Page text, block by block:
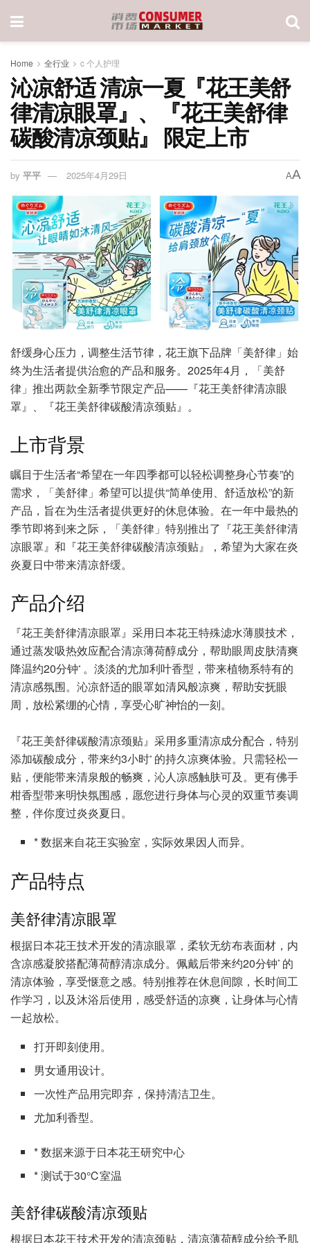
Home 全行业 c 个人护理
沁凉舒适 清凉一夏『花王美舒
律清凉眼罩』、『花王美舒律
碳酸清凉颈贴』 限定上市
by 平平 2025年4月29日 AA
舒缓身心压力，调整生活节律，花王旗下品牌「美舒律」始
终为生活者提供治愈的产品和服务。2025年4月，「美舒
律」推出两款全新季节限定产品——『花王美舒律清凉眼
罩』、『花王美舒律碳酸清凉颈贴』。
上市背景
瞩目于生活者“希望在一年四季都可以轻松调整身心节奏”的
需求，「美舒律」希望可以提供“简单使用、舒适放松”的新
产品，旨在为生活者提供更好的休息体验。在一年中最热的
季节即将到来之际，「美舒律」特别推出了『花王美舒律清
凉眼罩』和『花王美舒律碳酸清凉颈贴』，希望为大家在炎
炎夏日中带来清凉舒缓。
产品介绍
『花王美舒律清凉眼罩』采用日本花王特殊滤水薄膜技术，
通过蒸发吸热效应配合清凉薄荷醇成分，帮助眼周皮肤清爽
降温约20分钟* 。淡淡的尤加利叶香型，带来植物系特有的
清凉感氛围。沁凉舒适的眼罩如清风般凉爽，帮助安抚眼
周，放松紧绷的心情，享受心旷神怡的一刻。
『花王美舒律碳酸清凉颈贴』采用多重清凉成分配合，特别
添加碳酸成分，带来约3小时* 的持久凉爽体验。只需轻松一
贴，便能带来清泉般的畅爽，沁人凉感触肤可及。更有佛手
柑香型带来明快氛围感，愿您进行身体与心灵的双重节奏调
整，伴你度过炎炎夏日。
* 数据来自花王实验室，实际效果因人而异。
产品特点
美舒律清凉眼罩
根据日本花王技术开发的清凉眼罩，柔软无纺布表面材，内
含凉感凝胶搭配薄荷醇清凉成分。佩戴后带来约20分钟* 的
清凉体验，享受惬意之感。特别推荐在休息间隙，长时间工
作学习，以及沐浴后使用，感受舒适的凉爽，让身体与心情
一起放松。
打开即刻使用。
男女通用设计。
一次性产品用完即弃，保持清洁卫生。
尤加利香型。
* 数据来源于日本花王研究中心
* 测试于30℃室温
美舒律碳酸清凉颈贴
根据日本花王技术开发的清凉颈贴，清凉薄荷醇成分给予肌